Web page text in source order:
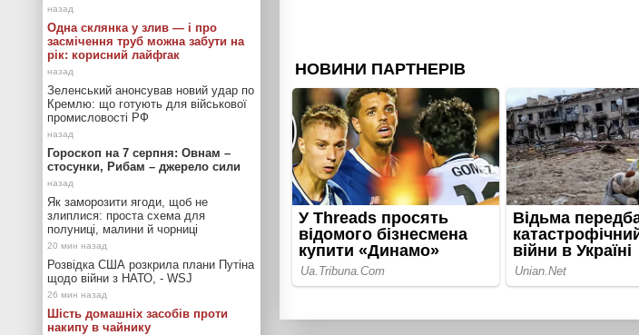
Одна склянка у злив — і про
засмічення труб можна забути на
рік: корисний лайфгак
Зеленський анонсував новий удар по
Кремлю: що готують для військової
промисловості РФ
Гороскоп на 7 серпня: Овнам –
стосунки, Рибам – джерело сили
Як заморозити ягоди, щоб не
злиплися: проста схема для
полуниці, малини й чорниці
Розвідка США розкрила плани Путіна
щодо війни з НАТО, - WSJ
Шість домашніх засобів проти
накипу в чайнику